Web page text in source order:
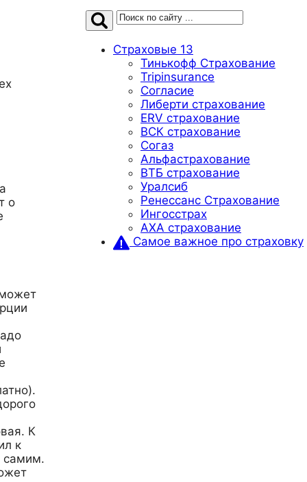
о
К
к
самим.
Страховые 13
Тинькофф Страхование
Tripinsurance
Согласие
Либерти страхование
ERV страхование
ВСК страхование
Согаз
Альфастрахование
ВТБ страхование
Уралсиб
Ренессанс Страхование
Ингосстрах
AXA страхование
Самое важное про страховку